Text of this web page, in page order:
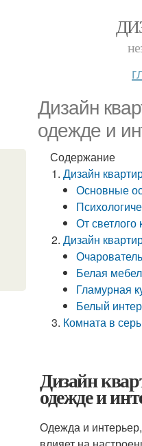
Дизайн
одежде и
Содержание
Дизайн
Основные
От светлого
Дизайн
Белая
Гламурная
Белый
Комната в
Дизайн
одежде и
Одежда и